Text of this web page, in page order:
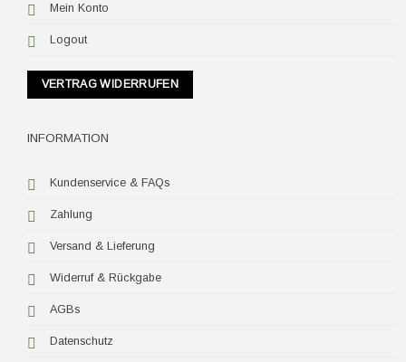
Mein Konto
Logout
VERTRAG WIDERRUFEN
INFORMATION
Kundenservice & FAQs
Zahlung
Versand & Lieferung
Widerruf & Rückgabe
AGBs
Datenschutz